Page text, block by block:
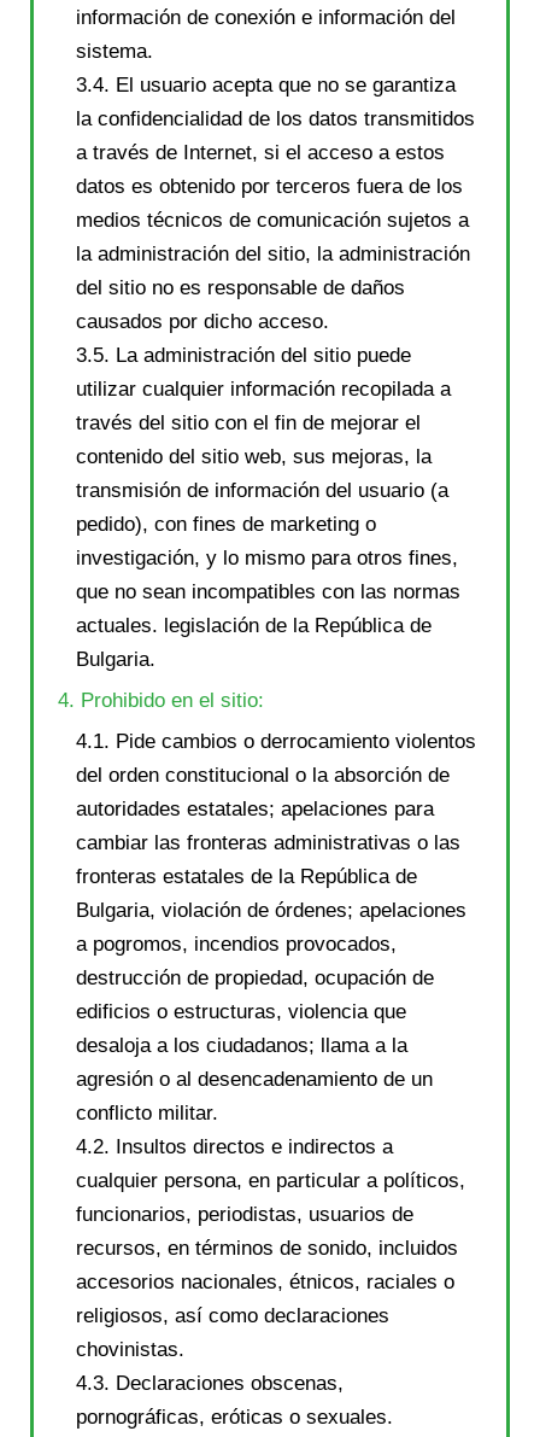
información de conexión e información del
sistema.
3.4. El usuario acepta que no se garantiza
la confidencialidad de los datos transmitidos
a través de Internet, si el acceso a estos
datos es obtenido por terceros fuera de los
medios técnicos de comunicación sujetos a
la administración del sitio, la administración
del sitio no es responsable de daños
causados ​​por dicho acceso.
3.5. La administración del sitio puede
utilizar cualquier información recopilada a
través del sitio con el fin de mejorar el
contenido del sitio web, sus mejoras, la
transmisión de información del usuario (a
pedido), con fines de marketing o
investigación, y lo mismo para otros fines,
que no sean incompatibles con las normas
actuales. legislación de la República de
Bulgaria.
4. Prohibido en el sitio:
4.1. Pide cambios o derrocamiento violentos
del orden constitucional o la absorción de
autoridades estatales; apelaciones para
cambiar las fronteras administrativas o las
fronteras estatales de la República de
Bulgaria, violación de órdenes; apelaciones
a pogromos, incendios provocados,
destrucción de propiedad, ocupación de
edificios o estructuras, violencia que
desaloja a los ciudadanos; llama a la
agresión o al desencadenamiento de un
conflicto militar.
4.2. Insultos directos e indirectos a
cualquier persona, en particular a políticos,
funcionarios, periodistas, usuarios de
recursos, en términos de sonido, incluidos
accesorios nacionales, étnicos, raciales o
religiosos, así como declaraciones
chovinistas.
4.3. Declaraciones obscenas,
pornográficas, eróticas o sexuales.